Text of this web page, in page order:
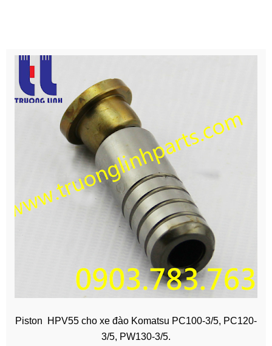
Piston HPV55 cho xe đào Komatsu PC100-3/5, PC120-
3/5, PW130-3/5.